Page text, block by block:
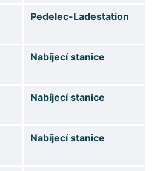
Pedelec-Ladestation
Nabíjecí stanice
Nabíjecí stanice
Nabíjecí stanice